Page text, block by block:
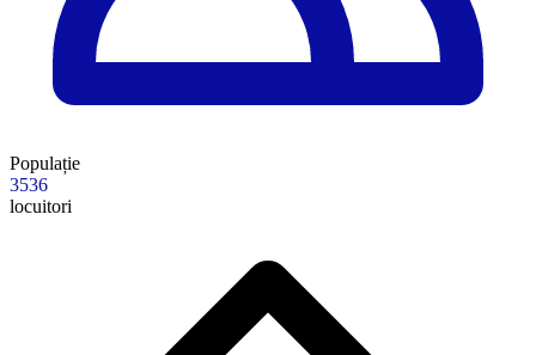
Populație
3536
locuitori